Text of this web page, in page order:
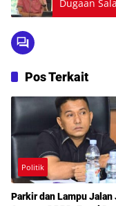
Dugaan
Iskandar ST
Pos Terkait
Politik
Parkir dan Lampu Jalan